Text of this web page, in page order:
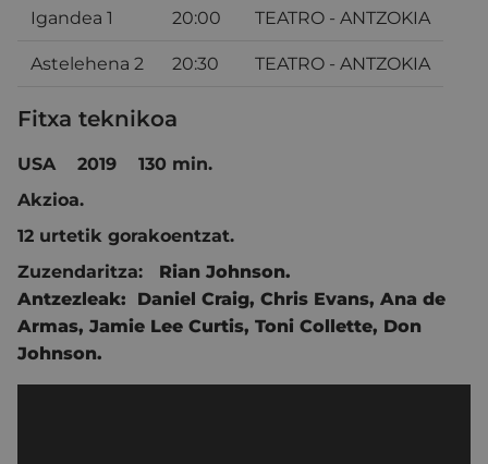
Igandea 1 20:00 TEATRO - ANTZOKIA
Astelehena 2 20:30 TEATRO - ANTZOKIA
Fitxa teknikoa
USA 2019 130 min.
Akzioa.
12 urtetik gorakoentzat.
Zuzendaritza: Rian Johnson.
Antzezleak: Daniel Craig, Chris Evans, Ana de
Armas, Jamie Lee Curtis, Toni Collette, Don
Johnson.